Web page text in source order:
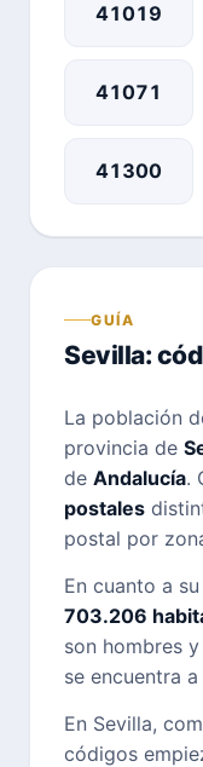
41019
41071
41300
GUÍA
Sevilla:
La población
provincia de
de Andalucía.
postales
postal por
En cuanto a
703.206
son hombres
se encuentra
En Sevilla,
códigos